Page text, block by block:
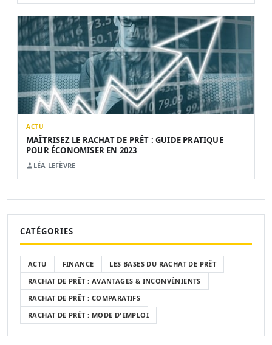
ACTU
MAÎTRISEZ LE RACHAT DE PRÊT : GUIDE PRATIQUE
POUR ÉCONOMISER EN 2023
LÉA LEFÈVRE
CATÉGORIES
ACTU FINANCE
LES BASES DU RACHAT DE PRÊT
RACHAT DE PRÊT : AVANTAGES & INCONVÉNIENTS
RACHAT DE PRÊT : COMPARATIFS
RACHAT DE PRÊT : MODE D'EMPLOI